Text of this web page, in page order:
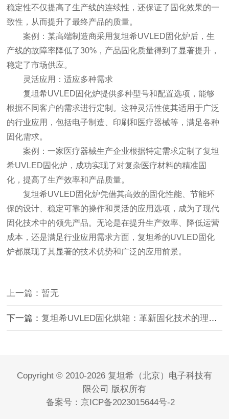
稳定性不仅提高了生产线的连续性，还保证了固化效果的一
致性，从而提升了最终产品的质量。
案例：某高端制造商采用复坦希UVLED固化炉后，生
产线的故障率降低了30%，产品固化质量得到了显著提升，
稳定了市场供应。
灵活应用：适应多种需求
复坦希UVLED固化炉提供多种型号和配置选项，能够
根据不同客户的需求进行定制。这种灵活性使其适用于广泛
的行业应用，包括电子制造、印刷和医疗器械等，满足各种
固化需求。
案例：一家医疗器械生产企业根据特定需求定制了复坦
希UVLED固化炉，成功实现了对复杂医疗材料的精准固
化，提高了生产效率和产品质量。
复坦希UVLED固化炉凭借其高效的固化性能、节能环
保的设计、稳定可靠的操作和灵活的应用选项，成为了现代
固化技术中的领先产品。无论是在提升生产效率、降低运营
成本，还是满足行业应用需求方面，复坦希的UVLED固化
炉都展现了其显著的技术优势和广泛的应用前景。
上一篇：暂无
下一篇：复坦希UVLED固化烘箱：革新固化技术的理想选择
Copyright © 2010-2026 复坦希（北京）电子科技有
限公司 版权所有
备案号： 京ICP备2023015644号-2